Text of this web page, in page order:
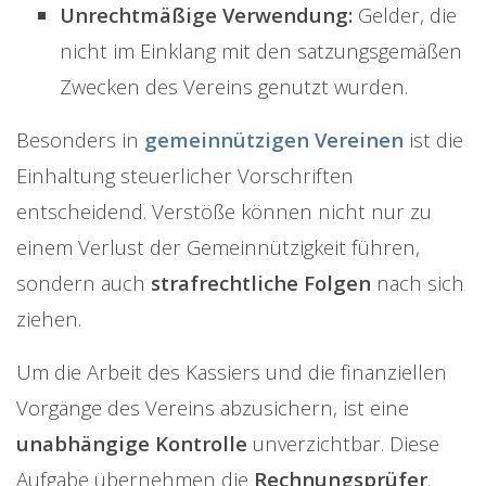
Unrechtmäßige Verwendung: Gelder, die
nicht im Einklang mit den satzungsgemäßen
Zwecken des Vereins genutzt wurden.
Besonders in gemeinnützigen Vereinen ist die
Einhaltung steuerlicher Vorschriften
entscheidend. Verstöße können nicht nur zu
einem Verlust der Gemeinnützigkeit führen,
sondern auch strafrechtliche Folgen nach sich
ziehen.
Um die Arbeit des Kassiers und die finanziellen
Vorgänge des Vereins abzusichern, ist eine
unabhängige Kontrolle unverzichtbar. Diese
Aufgabe übernehmen die Rechnungsprüfer.